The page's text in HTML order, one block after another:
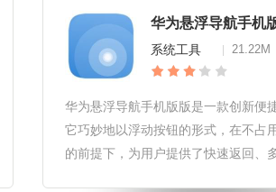
华为悬浮导航手机
系统工具 21.22M
华为悬浮导航手机版版是一款创新便
它巧妙地以浮动按钮的形式，在不占
的前提下，为用户提供了快速返回、